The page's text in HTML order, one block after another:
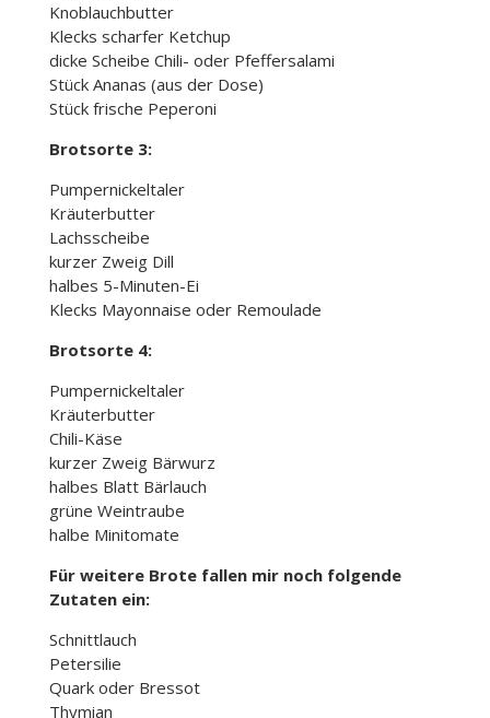
Knoblauchbutter
Klecks scharfer Ketchup
dicke Scheibe Chili- oder Pfeffersalami
Stück Ananas (aus der Dose)
Stück frische Peperoni
Brotsorte 3:
Pumpernickeltaler
Kräuterbutter
Lachsscheibe
kurzer Zweig Dill
halbes 5-Minuten-Ei
Klecks Mayonnaise oder Remoulade
Brotsorte 4:
Pumpernickeltaler
Kräuterbutter
Chili-Käse
kurzer Zweig Bärwurz
halbes Blatt Bärlauch
grüne Weintraube
halbe Minitomate
Für weitere Brote fallen mir noch folgende
Zutaten ein:
Schnittlauch
Petersilie
Quark oder Bressot
Thymian